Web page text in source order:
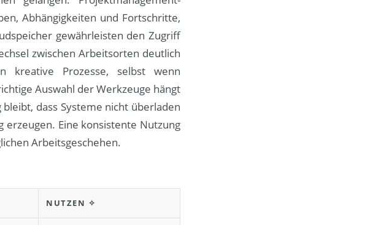
Abhängigkeiten und Fortschritte,
gewährleisten den Zugriff
zwischen Arbeitsorten deutlich
kreative Prozesse, selbst wenn
Auswahl der Werkzeuge hängt
dass Systeme nicht überladen
erzeugen. Eine konsistente Nutzung
Arbeitsgeschehen.
NUTZEN ✧